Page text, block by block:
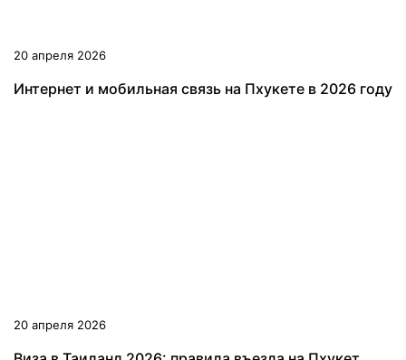
20 апреля 2026
Интернет и мобильная связь на Пхукете в 2026 году
20 апреля 2026